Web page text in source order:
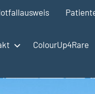
ColourUp4Rare